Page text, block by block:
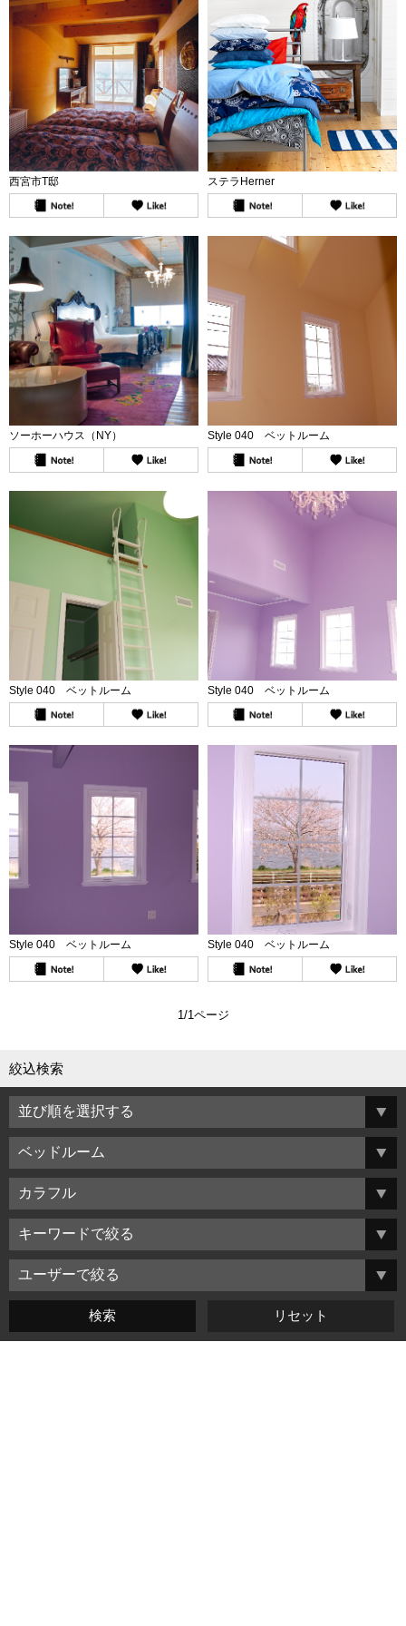
西宮市T邸 ステラHerner
ソーホーハウス（NY） Style 040 ベットルーム
Style 040 ベットルーム Style 040 ベットルーム
Style 040 ベットルーム Style 040 ベットルーム
1/1ページ
絞込検索